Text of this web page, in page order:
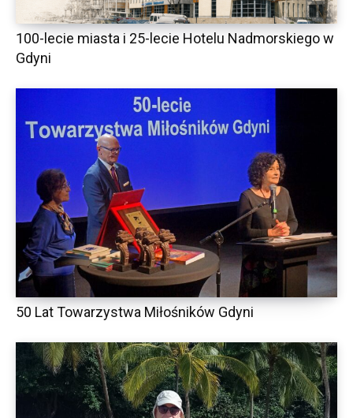
100-lecie miasta i 25-lecie Hotelu Nadmorskiego w
Gdyni
50 Lat Towarzystwa Miłośników Gdyni